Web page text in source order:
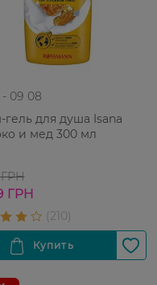
- 09 08
для душа Isana
и мед 300 мл
ГРН
ГРН